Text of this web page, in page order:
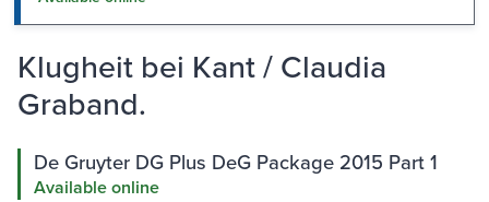
Klugheit bei Kant / Claudia
Graband.
De Gruyter DG Plus DeG Package 2015 Part 1
Available online